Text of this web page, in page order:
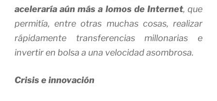
aceleraría aún más a lomos de Internet, que
permitía, entre otras muchas cosas, realizar
rápidamente transferencias millonarias e
invertir en bolsa a una velocidad asombrosa.
Crisis e innovación